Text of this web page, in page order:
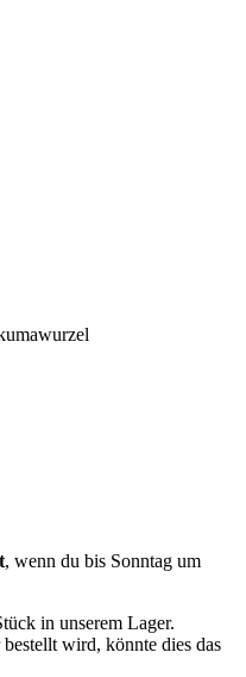
, wenn du bis Sonntag um
in unserem Lager.
wird, könnte dies das